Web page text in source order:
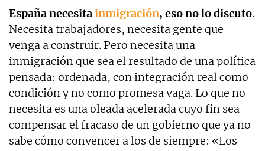
España necesitainmigración, eso no lo discuto.
Necesita trabajadores, necesita gente que
venga a construir. Pero necesita una
inmigración que sea el resultado de una política
pensada: ordenada, con integración real como
condición y no como promesa vaga. Lo que no
necesita es una oleada acelerada cuyo fin sea
compensar el fracaso de un gobierno que ya no
sabe cómo convencer a los de siempre: «Los